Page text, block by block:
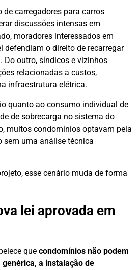
de carregadores para carros
discussões intensas em
moradores interessados em
defendiam o direito de recarregar
Do outro, síndicos e vizinhos
relacionadas a custos,
infraestrutura elétrica.
quanto ao consumo individual de
de sobrecarga no sistema do
muitos condomínios optavam pela
sem uma análise técnica
esse cenário muda de forma
lei aprovada em
que condomínios não podem
a instalação de